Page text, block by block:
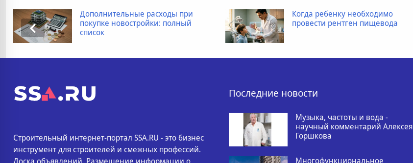
Дополнительные расходы при
покупке новостройки: полный
список
Когда ребенку необходимо
провести рентген пищевода
Строительный интернет-портал SSA.RU - это бизнес
инструмент для строителей и смежных профессий.
Последние новости
Музыка, частоты и вода -
научный комментарий Алексея
Горшкова
Многофункциональное